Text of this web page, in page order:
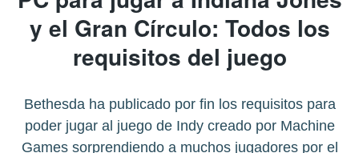
y el Gran Círculo: Todos los
requisitos del juego
Bethesda ha publicado por fin los requisitos para
poder jugar al juego de Indy creado por Machine
Games sorprendiendo a muchos jugadores por el